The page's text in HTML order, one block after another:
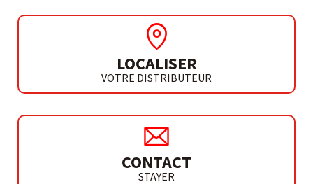
LOCALISER
VOTRE DISTRIBUTEUR
CONTACT
STAYER